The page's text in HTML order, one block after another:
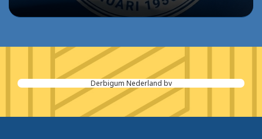
Derbigum Nederland bv